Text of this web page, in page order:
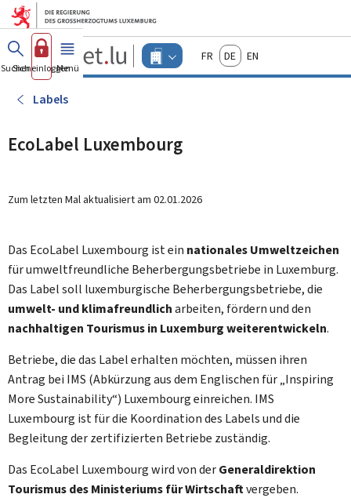
Zum Hauptmenü
Zum Inhalt
Guichet.lu
Changer
d'espace
actif
FrançaisDeutschEnglish
Suchen
Sich einloggen
Menü Haupt-
Labels
EcoLabel Luxembourg
Zum letzten Mal aktualisiert am 02.01.2026
Das EcoLabel Luxembourg ist ein nationales Umweltzeichen
für umweltfreundliche Beherbergungsbetriebe in Luxemburg.
Das Label soll luxemburgische Beherbergungsbetriebe, die
umwelt- und klimafreundlicharbeiten, fördern und den
nachhaltigen Tourismus in Luxemburg weiterentwickeln.
Betriebe, die das Label erhalten möchten, müssen ihren
Antrag bei IMS (Abkürzung aus dem Englischen für „Inspiring
More Sustainability“) Luxembourg einreichen. IMS
Luxembourg ist für die Koordination des Labels und die
Begleitung der zertifizierten Betriebe zuständig.
Das EcoLabel Luxembourg wird von derGeneraldirektion
Tourismus des Ministeriums für Wirtschaftvergeben.